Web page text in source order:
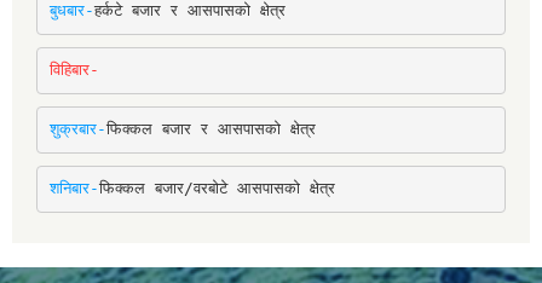
बुधबार-हर्कटे बजार र आसपासको क्षेत्र
विहिबार-
शुक्रबार-फिक्कल बजार र आसपासको क्षेत्र
शनिबार-फिक्कल बजार/वरबोटे आसपासको क्षेत्र